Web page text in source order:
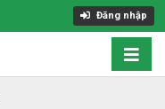
Đăng nhập